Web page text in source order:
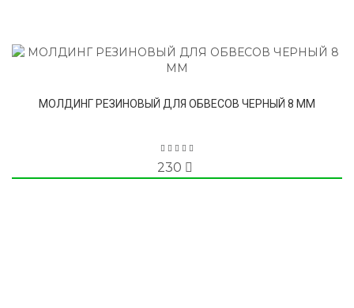
МОЛДИНГ РЕЗИНОВЫЙ ДЛЯ ОБВЕСОВ ЧЕРНЫЙ 8 ММ
230